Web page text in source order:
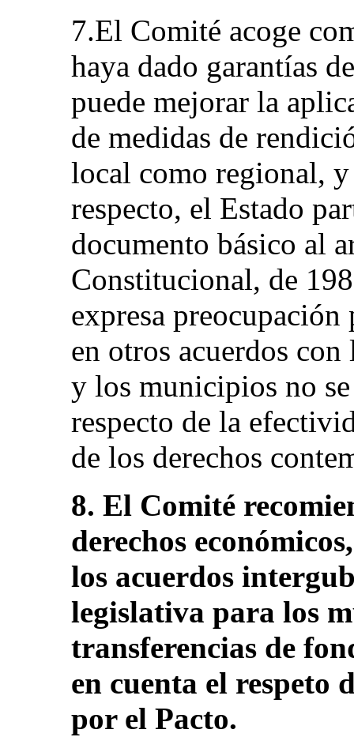
7.El Comité acoge
haya dado garantías
puede mejorar la
de medidas de
local como regional, y
respecto, el Estado
documento básico al
Constitucional, de
expresa
en otros acuerdos
y los municipios no
respecto de la
de los derechos
8. El Comité
derechos
los acuerdos
legislativa para los
transferencias de
en cuenta el respeto
por el Pacto.